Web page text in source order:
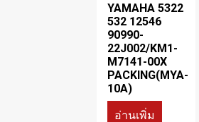
YAMAHA 5322
532 12546
90990-
22J002/KM1-
M7141-00X
PACKING(MYA-
10A)
อ่านเพิ่ม